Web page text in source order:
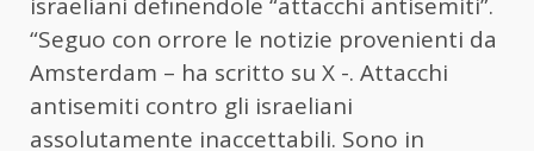
“Seguo con orrore le notizie provenienti da
Amsterdam – ha scritto su X -. Attacchi
antisemiti contro gli israeliani
assolutamente inaccettabili. Sono in